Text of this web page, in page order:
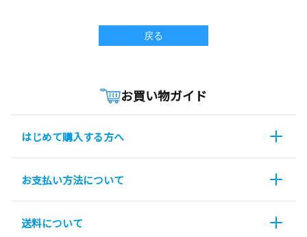
戻る
お買い物ガイド
はじめて購入する方へ
お支払い方法について
送料について